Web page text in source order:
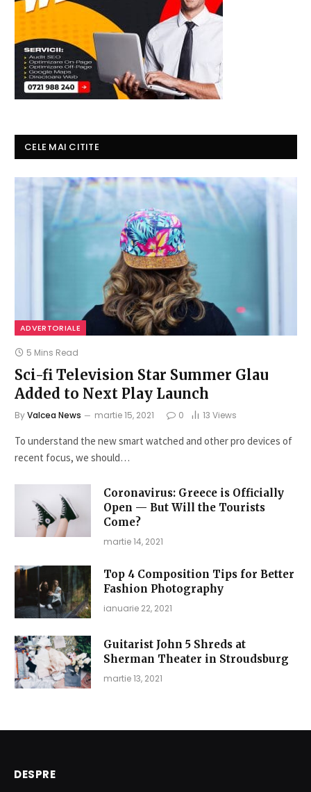
CELE MAI CITITE
ADVERTORIALE
5 Mins Read
Sci-fi Television Star Summer Glau
Added to Next Play Launch
ByValcea News martie 15, 2021 0 13 Views
To understand the new smart watched and other pro devices of
recent focus, we should…
Coronavirus: Greece is Officially
Open — But Will the Tourists
Come?
martie 14, 2021
Top 4 Composition Tips for Better
Fashion Photography
ianuarie 22, 2021
Guitarist John 5 Shreds at
Sherman Theater in Stroudsburg
martie 13, 2021
DESPRE